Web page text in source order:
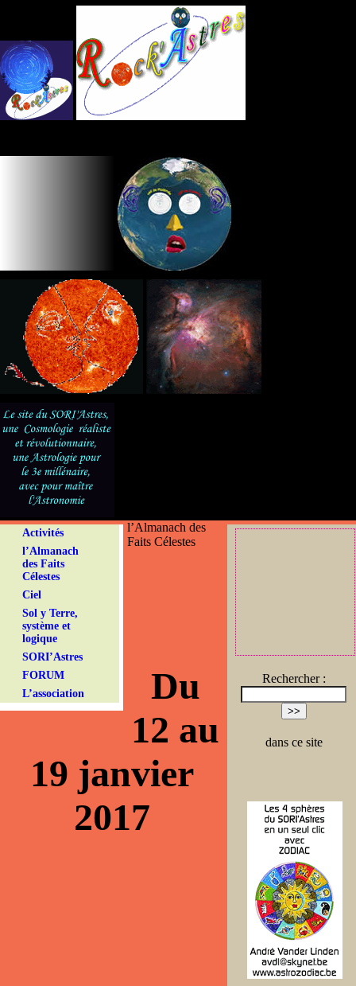
Activités
l’Almanach
des Faits
Célestes
Ciel
Sol y Terre,
système et
logique
SORI’Astres
FORUM
L’association
Rechercher :
dans ce site
l’Almanach des
Faits Célestes
Du
12 au
19 janvier
2017
Panneau de gestion des cookies